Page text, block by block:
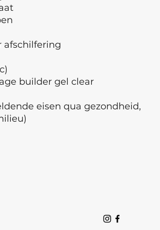
afschilfering
builder gel clear
eisen qua gezondheid,